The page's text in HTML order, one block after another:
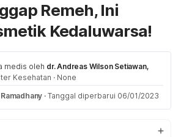
Remeh, Ini
Kedaluwarsa!
medis oleh dr. Andreas Wilson Setiawan,
Kesehatan · None
· Tanggal diperbarui 06/01/2023